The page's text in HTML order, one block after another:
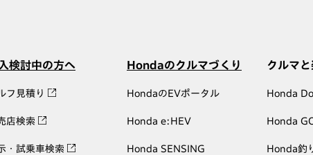
検討中の方へ
フ見積り
店検索
・試乗車検索
Hondaのクルマづくり
HondaのEVポータル
Honda e:HEV
Honda SENSING
クルマ
Honda
Honda
Honda釣